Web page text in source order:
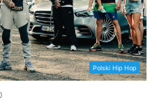
Polski Hip Hop